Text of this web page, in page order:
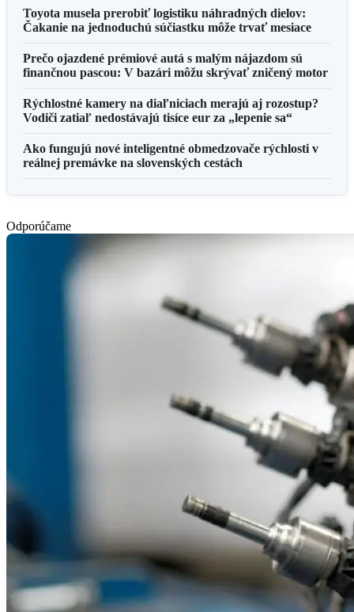
Toyota musela prerobiť logistiku náhradných dielov:
Čakanie na jednoduchú súčiastku môže trvať mesiace
Prečo ojazdené prémiové autá s malým nájazdom sú
finančnou pascou: V bazári môžu skrývať zničený motor
Rýchlostné kamery na diaľniciach merajú aj rozostup?
Vodiči zatiaľ nedostávajú tisíce eur za „lepenie sa“
Ako fungujú nové inteligentné obmedzovače rýchlosti v
reálnej premávke na slovenských cestách
Odporúčame